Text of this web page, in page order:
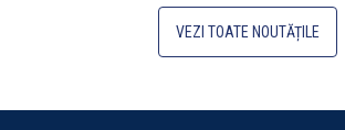
VEZI TOATE NOUTĂȚILE